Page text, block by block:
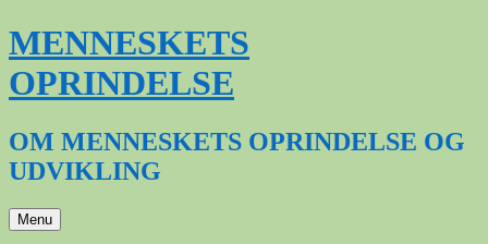
Hop
til
indhold
MENNESKETS
OPRINDELSE
OM MENNESKETS OPRINDELSE OG
UDVIKLING
Menu